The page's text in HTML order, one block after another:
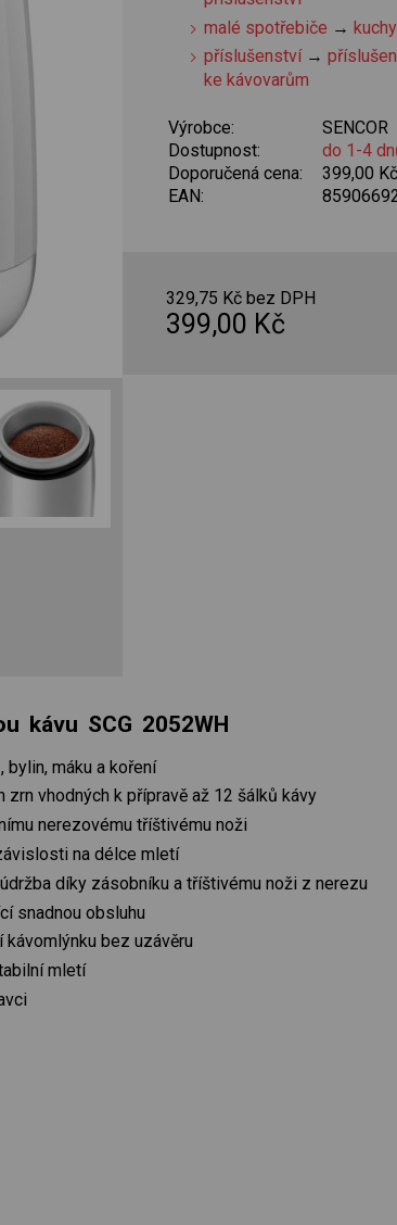
malé spotřebiče →
příslušenství→
ke kávovarům
Výrobce:
SENCOR
Dostupnost:
do 1-4
Doporučená cena:
399,00
EAN:
329,75 Kč bez DPH
399,00 Kč
kávu SCG 2052WH
bylin, máku a koření
zrn vhodných k přípravě až 12 šálků kávy
nerezovému tříštivému noži
na délce mletí
díky zásobníku a tříštivému noži z nerezu
snadnou obsluhu
bez uzávěru
mletí